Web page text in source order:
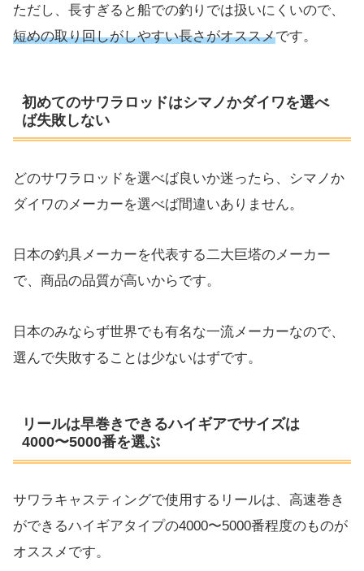
ただし、長すぎると船での釣りでは扱いにくいので、
短めの取り回しがしやすい長さがオススメです。
初めてのサワラロッドはシマノかダイワを選べ
ば失敗しない
どのサワラロッドを選べば良いか迷ったら、シマノか
ダイワのメーカーを選べば間違いありません。
日本の釣具メーカーを代表する二大巨塔のメーカー
で、商品の品質が高いからです。
日本のみならず世界でも有名な一流メーカーなので、
選んで失敗することは少ないはずです。
リールは早巻きできるハイギアでサイズは
4000〜5000番を選ぶ
サワラキャスティングで使用するリールは、高速巻き
ができるハイギアタイプの4000〜5000番程度のものが
オススメです。